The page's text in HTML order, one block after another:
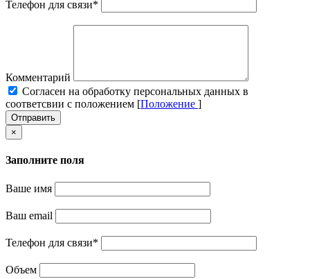
Телефон для связи*
Комментарий
Cогласен на обработку персональных данных в
соответсвии с положением [Положение ]
Отправить
×
Заполните поля
Ваше имя
Ваш email
Телефон для связи*
Объем